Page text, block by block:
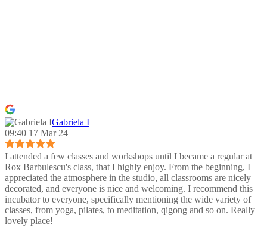
Gabriela I
09:40 17 Mar 24
I attended a few classes and workshops until I became a regular at
Rox Barbulescu's class, that I highly enjoy. From the beginning, I
appreciated the atmosphere in the studio, all classrooms are nicely
decorated, and everyone is nice and welcoming. I recommend this
incubator to everyone, specifically mentioning the wide variety of
classes, from yoga, pilates, to meditation, qigong and so on. Really
lovely place!